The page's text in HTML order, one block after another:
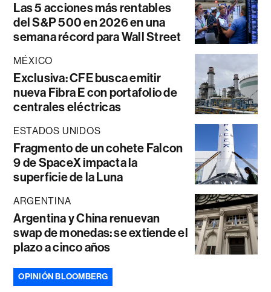
Las 5 acciones más rentables
del S&P 500 en 2026 en una
semana récord para Wall Street
MÉXICO
Exclusiva: CFE busca emitir
nueva Fibra E con portafolio de
centrales eléctricas
ESTADOS UNIDOS
Fragmento de un cohete Falcon
9 de SpaceX impacta la
superficie de la Luna
ARGENTINA
Argentina y China renuevan
swap de monedas: se extiende el
plazo a cinco años
OPINIÓN BLOOMBERG